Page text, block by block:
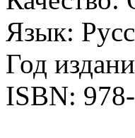
Язык:
Год
ISBN: